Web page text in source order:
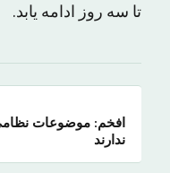
تا سه روز ادامه یابد.
افخم: موضوعات
ندارند